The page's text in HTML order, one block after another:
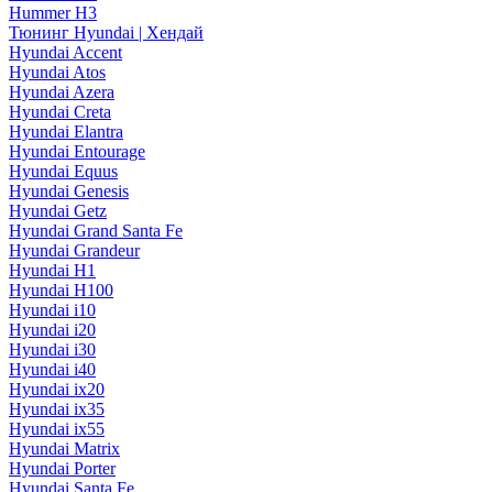
Hummer H3
Тюнинг Hyundai | Хендай
Hyundai Accent
Hyundai Atos
Hyundai Azera
Hyundai Creta
Hyundai Elantra
Hyundai Entourage
Hyundai Equus
Hyundai Genesis
Hyundai Getz
Hyundai Grand Santa Fe
Hyundai Grandeur
Hyundai H1
Hyundai H100
Hyundai i10
Hyundai i20
Hyundai i30
Hyundai i40
Hyundai ix20
Hyundai ix35
Hyundai ix55
Hyundai Matrix
Hyundai Porter
Hyundai Santa Fe